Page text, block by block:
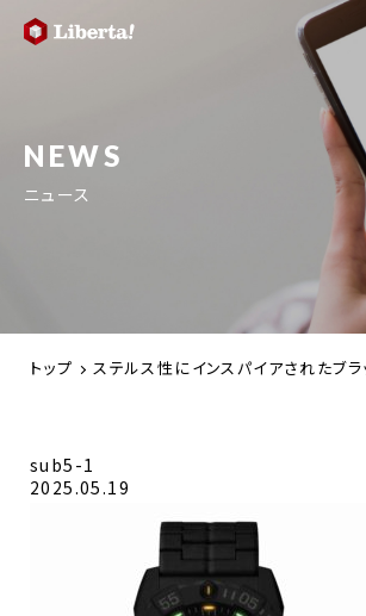
NEWS
ニュース
トップ ステルス性にインスパイアされたブ
sub5-1
2025.05.19